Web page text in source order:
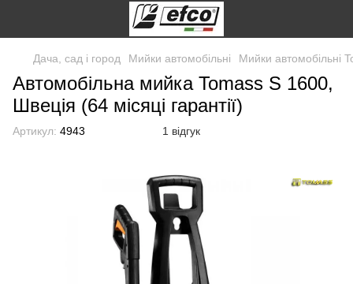
Дача, сад і город Мийки автомобільні Мийки автомобільні
Автомобільна мийка Tomass S 1600,
Швеція (64 місяці гарантії)
Артикул: 4943 1 відгук